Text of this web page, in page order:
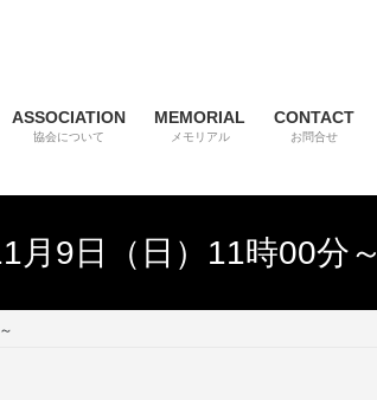
ASSOCIATION
協会について
MEMORIAL
メモリアル
CONTACT
お問合せ
月9日（日）11時00分～